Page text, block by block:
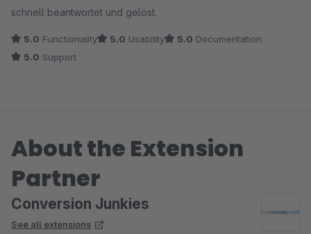
schnell beantwortet und gelöst.
5.0 Functionality 5.0 Usability 5.0 Documentation
5.0 Support
About the Extension
Partner
Conversion Junkies
See all extensions